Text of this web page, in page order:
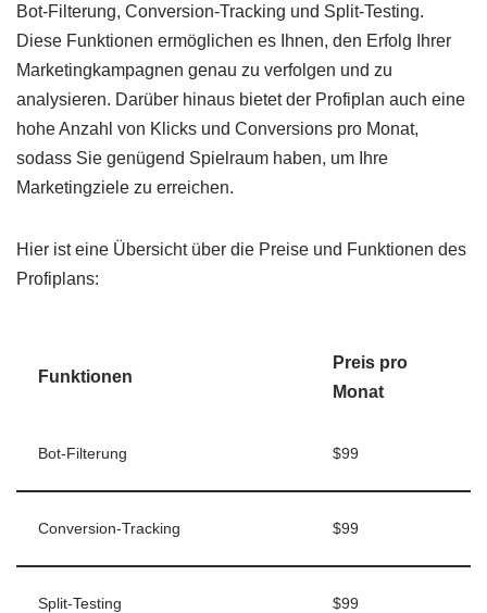
Bot-Filterung, Conversion-Tracking und Split-Testing.
Diese Funktionen ermöglichen es Ihnen, den Erfolg Ihrer
Marketingkampagnen genau zu verfolgen und zu
analysieren. Darüber hinaus bietet der Profiplan auch eine
hohe Anzahl von Klicks und Conversions pro Monat,
sodass Sie genügend Spielraum haben, um Ihre
Marketingziele zu erreichen.
Hier ist eine Übersicht über die Preise und Funktionen des
Profiplans:
Funktionen
Preis pro
Monat
Bot-Filterung $99
Conversion-Tracking $99
Split-Testing $99